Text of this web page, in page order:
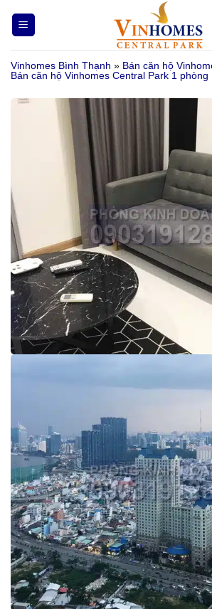
qua
nội
dung
Vinhomes Bình Thạnh » Bán căn hộ
Bán căn hộ Vinhomes Central Park 1 phòng